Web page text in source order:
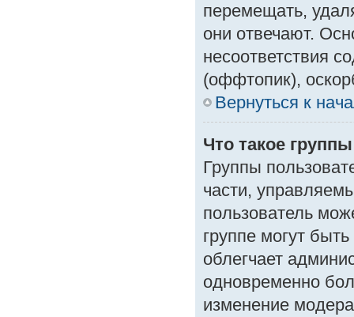
перемещать,
они отвечают.
несоответствия
(оффтопик),
Вернуться к
Что такое
Группы
части,
пользователь
группе могут
облегчает
одновременно
изменение